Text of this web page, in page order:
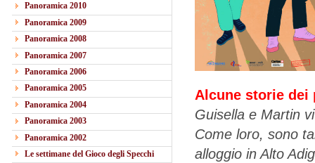
Panoramica 2010
Panoramica 2009
Panoramica 2008
Panoramica 2007
Panoramica 2006
Panoramica 2005
Panoramica 2004
Panoramica 2003
Panoramica 2002
Le settimane del Gioco degli Specchi
Alcune storie dei
Guisella e Martin
Come loro, sono
alloggio in Alto